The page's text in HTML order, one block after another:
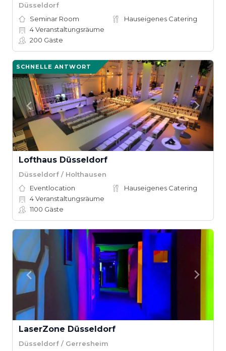
Düsseldorf
Seminar Room
Hauseigenes Catering
4Veranstaltungsräume
200 Gäste
SCHNELLE ANTWORT
Lofthaus Düsseldorf
Düsseldorf / Holthausen
Eventlocation
Hauseigenes Catering
4Veranstaltungsräume
1100 Gäste
LaserZone Düsseldorf
Düsseldorf / Gerresheim